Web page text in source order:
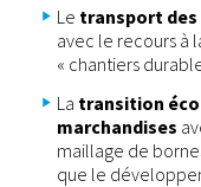
Le transport
avec le recours à
« chantiers
La transition
marchandises
maillage de
que le